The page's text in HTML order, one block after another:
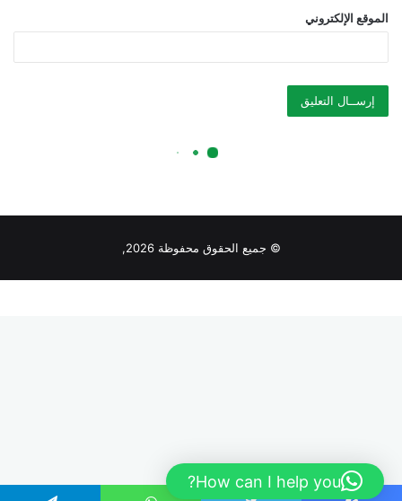
© جميع الحقوق محفوظة 2026,
How can I help you?